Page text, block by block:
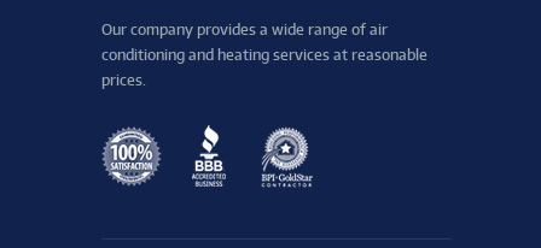
Our company provides a wide range of air
conditioning and heating services at reasonable
prices.